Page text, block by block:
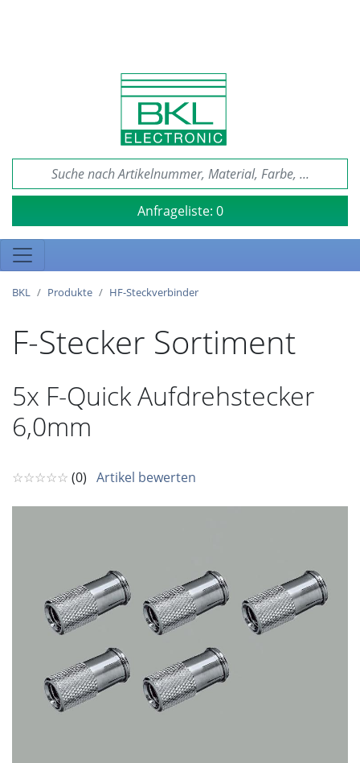
Anfrageliste: 0
BKL Produkte HF-Steckverbinder
F-Stecker Sortiment
5x F-Quick Aufdrehstecker
6,0mm
☆☆☆☆☆ (0) Artikel bewerten